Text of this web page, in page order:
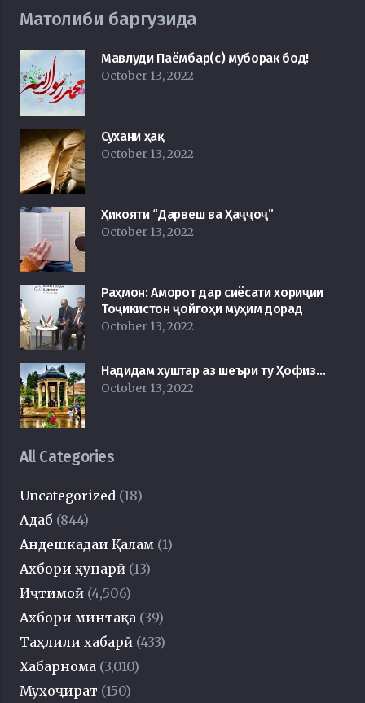
Матолиби баргузида
Мавлуди Паёмбар(с) муборак бод!
October 13, 2022
Сухани ҳақ
October 13, 2022
Ҳикояти “Дарвеш ва Ҳаҷҷоҷ”
October 13, 2022
Раҳмон: Аморот дар сиёсати хориҷии
Тоҷикистон ҷойгоҳи муҳим дорад
October 13, 2022
Надидам хуштар аз шеъри ту Ҳофиз…
October 13, 2022
All Categories
Uncategorized (18)
Адаб (844)
Андешкадаи Қалам (1)
Ахбори ҳунарӣ (13)
Иҷтимоӣ (4,506)
Ахбори минтақа (39)
Таҳлили хабарӣ (433)
Хабарнома (3,010)
Муҳоҷират (150)